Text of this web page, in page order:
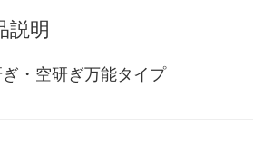
説明
・空研ぎ万能タイプ